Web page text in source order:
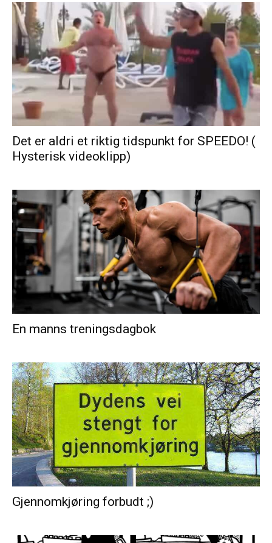
Det er aldri et riktig tidspunkt for SPEEDO! (
Hysterisk videoklipp)
En manns treningsdagbok
Gjennomkjøring forbudt ;)